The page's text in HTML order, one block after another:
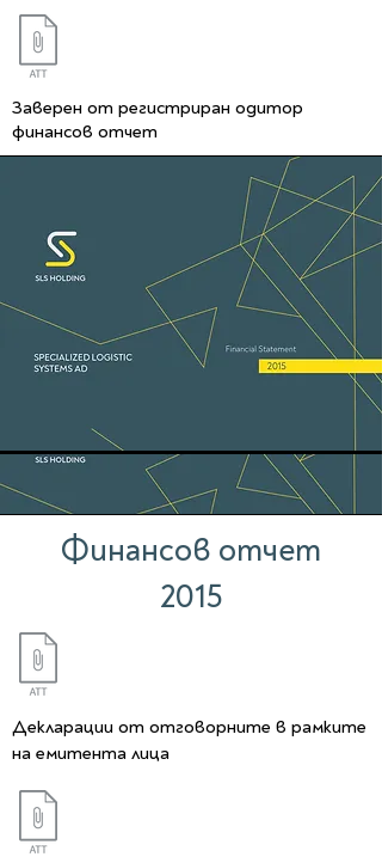
Заверен от регистриран одитор
финансов отчет
Финансов отчет
2015
Декларации от отговорните в рамките
на емитента лица